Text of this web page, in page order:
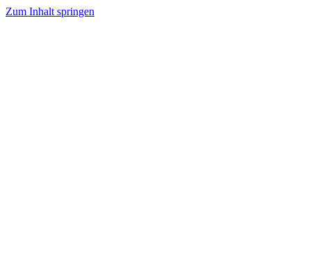
Zum Inhalt springen